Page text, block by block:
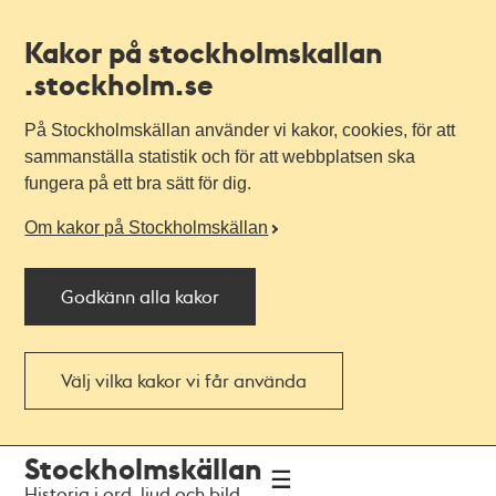
Kakor på stockholmskallan
.stockholm.se
På Stockholmskällan använder vi kakor, cookies, för att
sammanställa statistik och för att webbplatsen ska
fungera på ett bra sätt för dig.
Om kakor på Stockholmskällan
Godkänn alla kakor
Välj vilka kakor vi får använda
navigationen
huvudinnehållet
Stockholmskällan